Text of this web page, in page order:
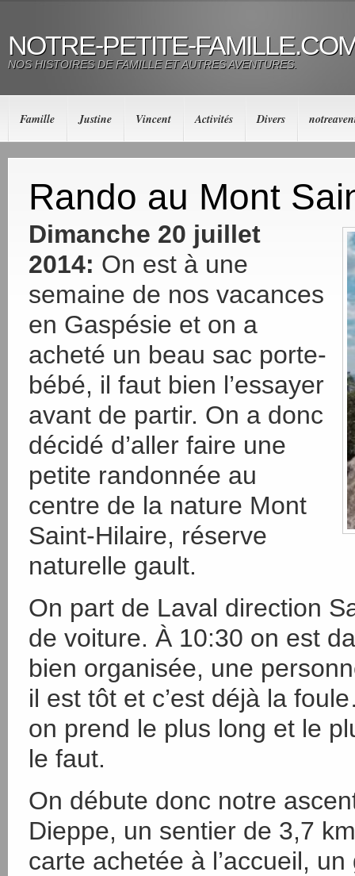
NOTRE-PETITE-
NOS HISTOIRES DE FAMILLE ET AUTRES AVENTURES.
Famille Justine Vincent Activités Divers
Rando au Mont
Dimanche 20 juillet
2014: On est à une
semaine de nos vacances
en Gaspésie et on a
acheté un beau sac porte-
bébé, il faut bien l’essayer
avant de partir. On a donc
décidé d’aller faire une
petite randonnée au
centre de la nature Mont
Saint-Hilaire, réserve
naturelle gault.
On part de Laval direction
de voiture. À 10:30 on est
bien organisée, une
il est tôt et c’est déjà la
on prend le plus long et le
le faut.
On débute donc notre
Dieppe, un sentier de 3,7
carte achetée à l’accueil,